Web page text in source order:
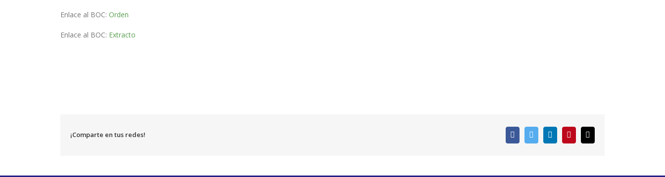
Enlace al BOC: Orden
Enlace al BOC: Extracto
¡Comparte en tus redes! FacebookTwitter LinkedInPinterest
electrónico